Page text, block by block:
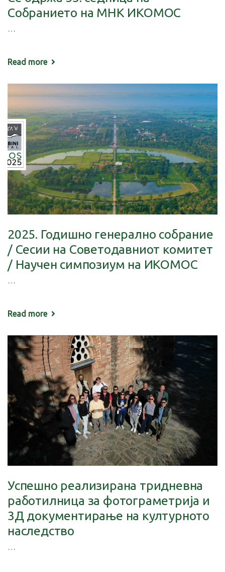
Собранието на МНК ИКОМОС
…
Read more
2025. Годишно генерално собрание
/ Сесии на Советодавниот комитет
/ Научен симпозиум на ИКОМОС
…
Read more
Успешно реализирана тридневна
работилница за фотограметрија и
3Д документирање на културното
наследство
…